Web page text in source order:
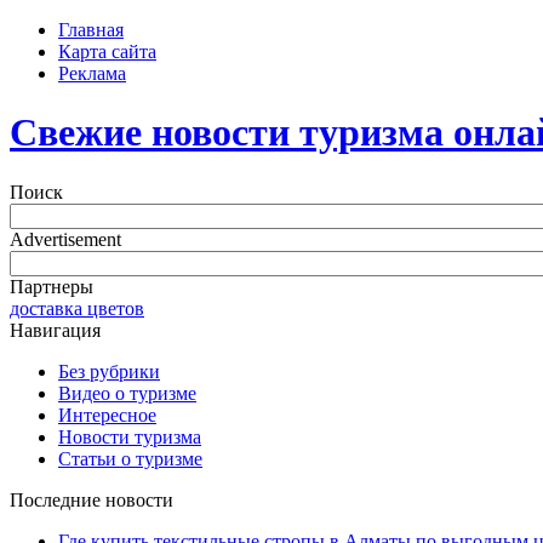
Главная
Карта сайта
Реклама
Свежие новости туризма
Поиск
Advertisement
Партнеры
доставка цветов
Навигация
Без рубрики
Видео о туризме
Интересное
Новости туризма
Статьи о туризме
Последние новости